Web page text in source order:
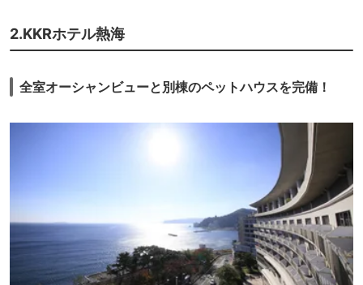
2.KKRホテル熱海
全室オーシャンビューと別棟のペットハウスを完備！